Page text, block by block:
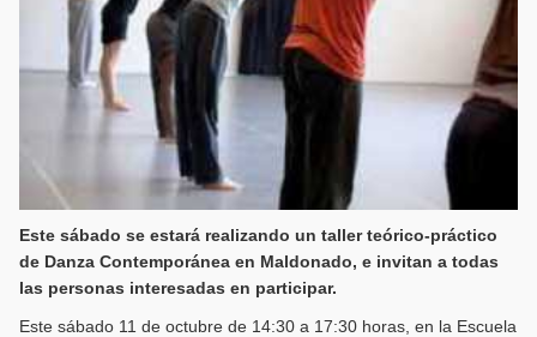
Este sábado se estará realizando un taller teórico-práctico
de Danza Contemporánea en Maldonado, e invitan a todas
las personas interesadas en participar.
Este sábado 11 de octubre de 14:30 a 17:30 horas, en la Escuela